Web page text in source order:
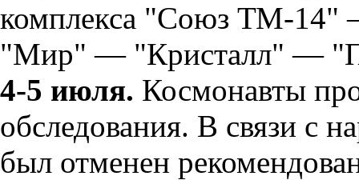
комплекса "Союз ТМ-
"Мир" — "Кристалл" —
4-5 июля. Космонавты
обследования. В связи с
был отменен